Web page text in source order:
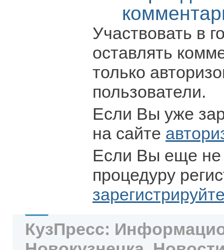
Участвовать в
оставлять
только
пользователи.
Если Вы уже
на сайте
Если Вы еще не
процедуру
КузПресс: